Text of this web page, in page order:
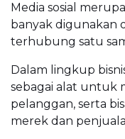
Media sosial
banyak digunakan
terhubung satu
Dalam lingkup
sebagai alat untuk
pelanggan, serta
merek dan